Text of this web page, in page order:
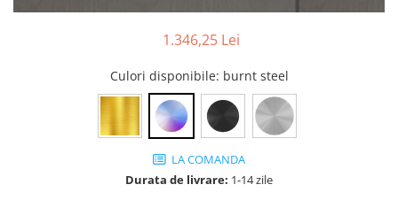
Relee de comanda si supraveghere
Trasee Cabluri / Accesorii
Canal Cablu PVC
Jgheaburi Metalice Perforate
1.346,25 Lei
Culori disponibile: burnt steel
LA COMANDA
Durata de livrare: 1-14 zile